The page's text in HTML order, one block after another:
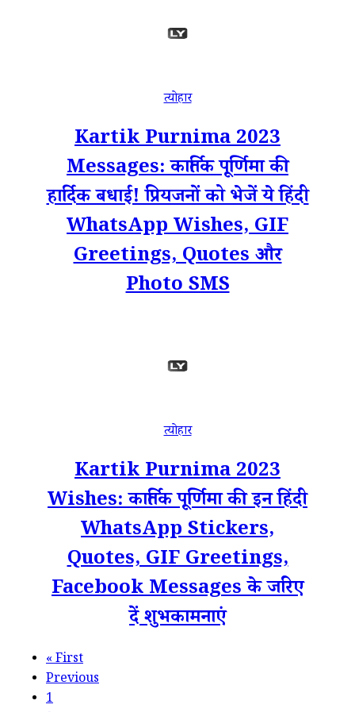
त्योहार
Kartik Purnima 2023
Messages: कार्तिक पूर्णिमा की
हार्दिक बधाई! प्रियजनों को भेजें ये हिंदी
WhatsApp Wishes, GIF
Greetings, Quotes और
Photo SMS
त्योहार
Kartik Purnima 2023
Wishes: कार्तिक पूर्णिमा की इन हिंदी
WhatsApp Stickers,
Quotes, GIF Greetings,
Facebook Messages के जरिए
दें शुभकामनाएं
«First
Previous
1